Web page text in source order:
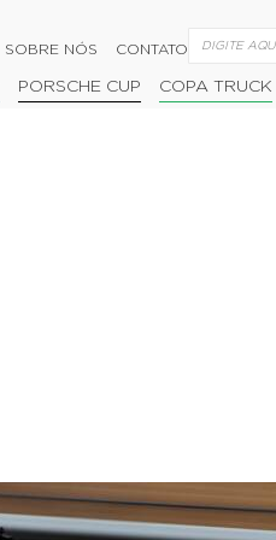
SOBRE NÓS CONTATO
PORSCHE CUP COPA TRUCK